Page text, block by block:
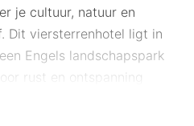
je cultuur, natuur en
Dit viersterrenhotel ligt in
Engels landschapspark
rust en ontspanning
Onze gasten